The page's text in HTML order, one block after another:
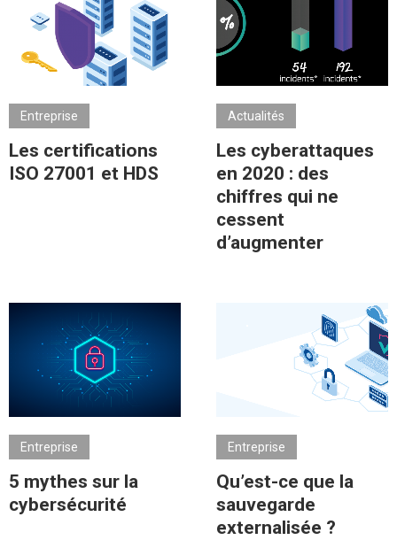
Entreprise
Les certifications
ISO 27001 et HDS
Actualités
Les cyberattaques
en 2020 : des
chiffres qui ne
cessent
d’augmenter
Entreprise
5 mythes sur la
cybersécurité
Entreprise
Qu’est-ce que la
sauvegarde
externalisée ?